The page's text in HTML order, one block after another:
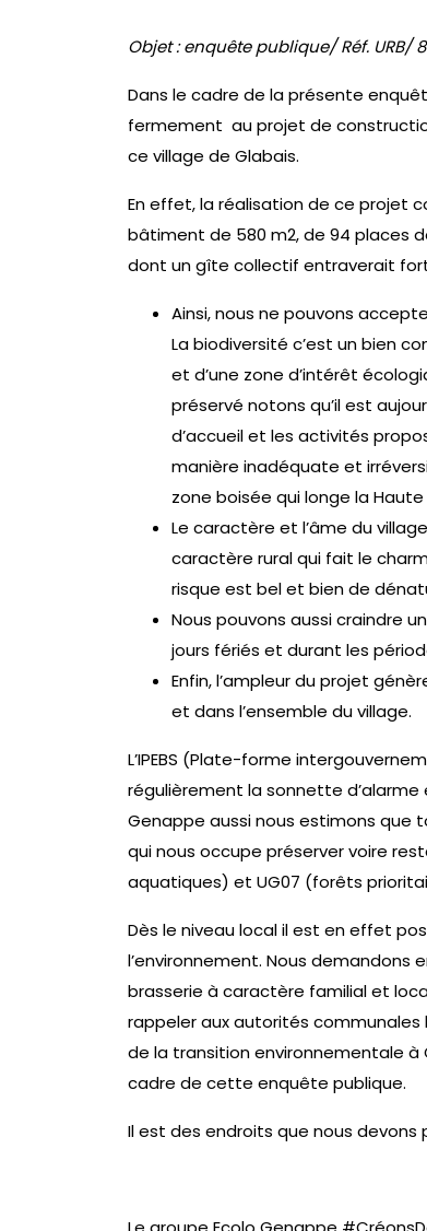
Objet : enquête publique/ Réf. URB/
Dans le cadre de la présente
fermement au projet de
ce village de Glabais.
En effet, la réalisation de ce projet
bâtiment de 580 m2, de 94 places
dont un gîte collectif entraverait
Ainsi, nous ne pouvons
La biodiversité c’est un bien
et d’une zone d’intérêt
préservé notons qu’il est
d’accueil et les activités
manière inadéquate et
zone boisée qui longe la Haute
Le caractère et l’âme du
caractère rural qui fait le
risque est bel et bien de
Nous pouvons aussi craindre
jours fériés et durant les
Enfin, l’ampleur du projet
et dans l’ensemble du village.
L’IPEBS (Plate-forme
régulièrement la sonnette
Genappe aussi nous estimons que
qui nous occupe préserver voire
aquatiques) et UG07 (forêts
Dès le niveau local il est en effet
l’environnement. Nous
brasserie à caractère familial et
rappeler aux autorités communales
de la transition environnementale à
cadre de cette enquête publique.
Il est des endroits que nous